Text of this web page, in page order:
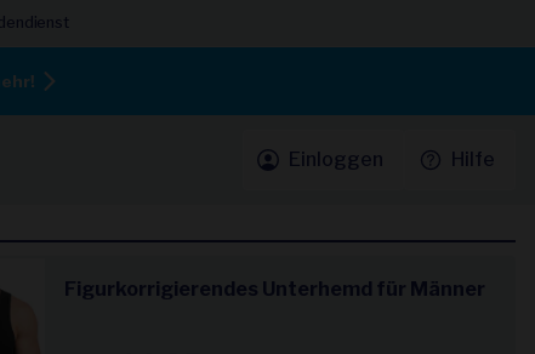
Einloggen Hilfe
Figurkorrigierendes Unterhemd für Männer